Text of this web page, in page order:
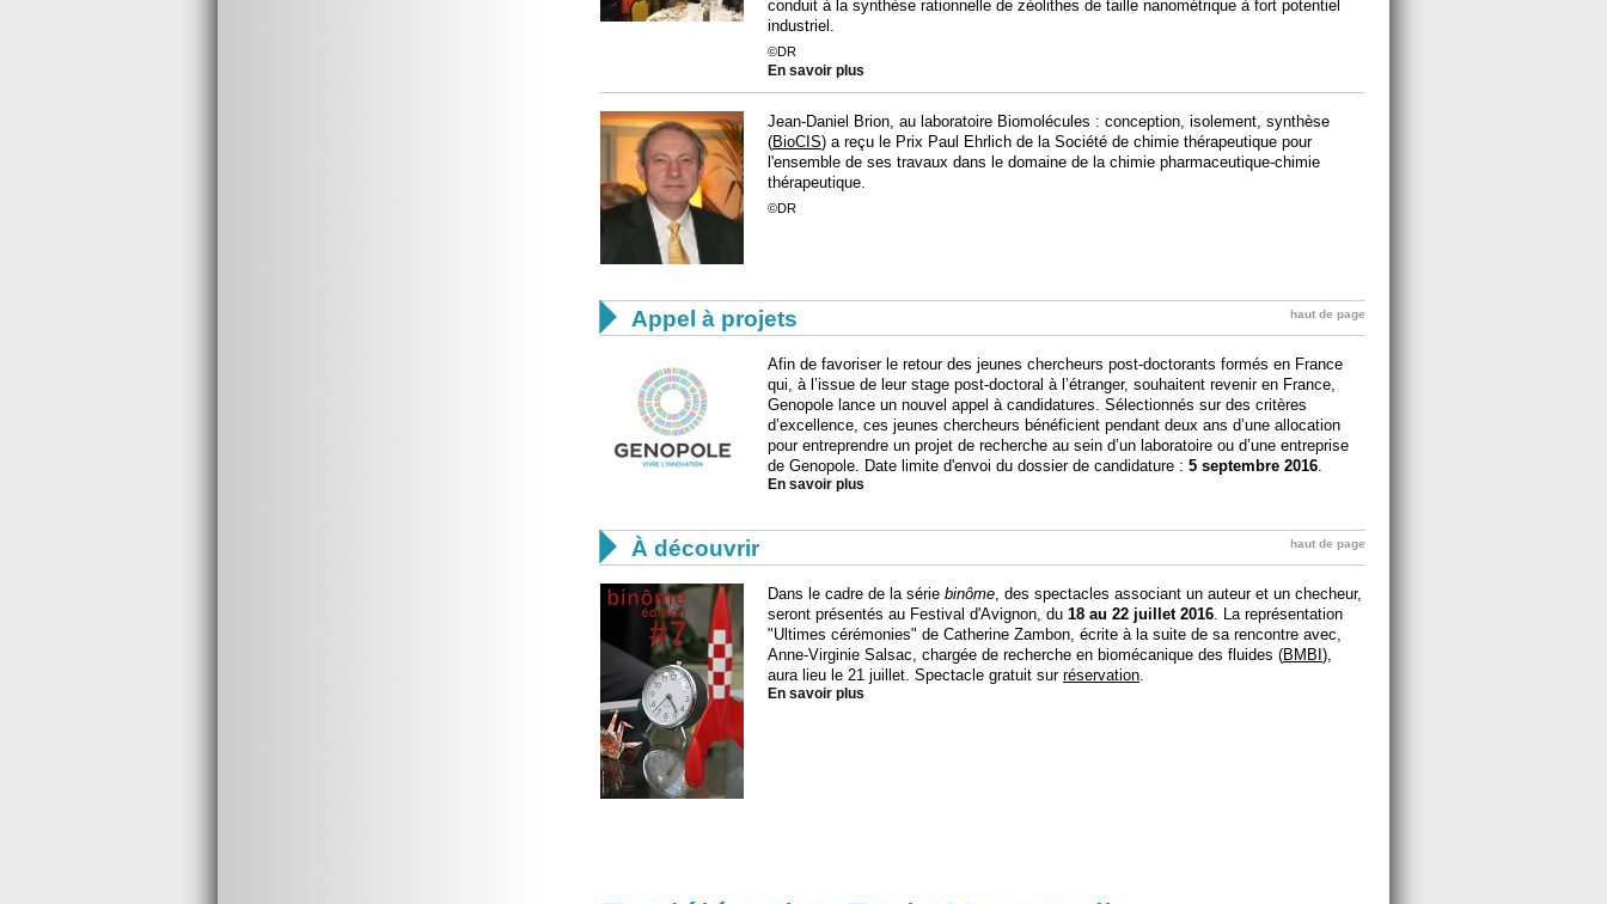
conduit à la synthèse rationnelle de zéolithes de taille nanométrique à fort potentiel
industriel.
©DR
En savoir plus
Jean-Daniel Brion, au laboratoire Biomolécules : conception, isolement, synthèse
(BioCIS) a reçu le Prix Paul Ehrlich de la Société de chimie thérapeutique pour
l'ensemble de ses travaux dans le domaine de la chimie pharmaceutique-chimie
thérapeutique.
©DR
 Appel à projets haut de page
Afin de favoriser le retour des jeunes chercheurs post-doctorants formés en France
qui, à l’issue de leur stage post-doctoral à l’étranger, souhaitent revenir en France,
Genopole lance un nouvel appel à candidatures. Sélectionnés sur des critères
d’excellence, ces jeunes chercheurs bénéficient pendant deux ans d’une allocation
pour entreprendre un projet de recherche au sein d’un laboratoire ou d’une entreprise
de Genopole. Date limite d'envoi du dossier de candidature : 5 septembre 2016
En savoir plus
 À découvrir haut de page
Dans le cadre de la série binôme , des spectacles associant un auteur et un checheur,
seront présentés au Festival d'Avignon, du 18 au 22 juillet 2016 . La représentation
"Ultimes cérémonies" de Catherine Zambon, écrite à la suite de sa rencontre avec,
Anne-Virginie Salsac, chargée de recherche en biomécanique des fluides (BMBI),
aura lieu le 21 juillet. Spectacle gratuit sur réservation
En savoir plus